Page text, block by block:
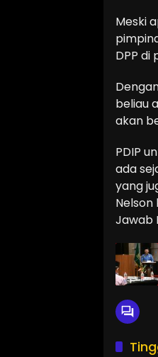
Meski
DPP di
beliau
akan
PDIP
ada
yang
Nelson
Jawab